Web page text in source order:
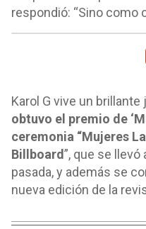
respondió: “Sino como
Karol G vive un brillante
obtuvo el premio de
ceremonia “Mujeres
Billboard”, que se
pasada, y además se
nueva edición de la